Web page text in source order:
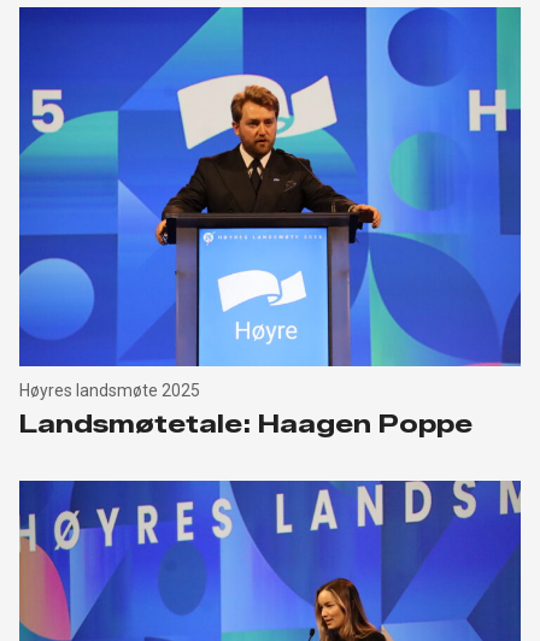
Høyres landsmøte 2025
Landsmøtetale: Haagen Poppe